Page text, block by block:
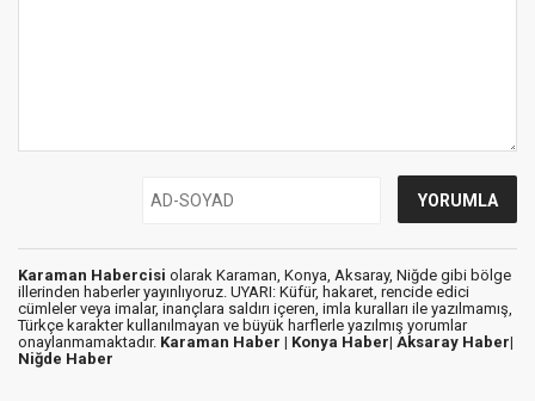
Karaman Habercisi olarak Karaman, Konya, Aksaray, Niğde gibi bölge
illerinden haberler yayınlıyoruz. UYARI: Küfür, hakaret, rencide edici
cümleler veya imalar, inançlara saldırı içeren, imla kuralları ile yazılmamış,
Türkçe karakter kullanılmayan ve büyük harflerle yazılmış yorumlar
onaylanmamaktadır. Karaman Haber | Konya Haber| Aksaray Haber|
Niğde Haber